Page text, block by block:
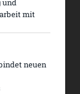
mit
neuen